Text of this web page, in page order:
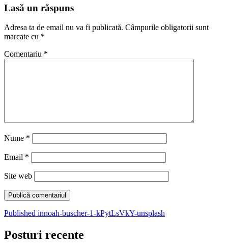
Lasă un răspuns
Adresa ta de email nu va fi publicată. Câmpurile obligatorii sunt
marcate cu *
Comentariu *
Nume *
Email *
Site web
Navigare
în
articole
Published innoah-buscher-1-kPytLsVkY-unsplash
Posturi recente